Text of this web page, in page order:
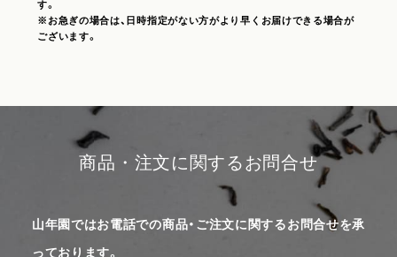
す。
※お急ぎの場合は、日時指定がない方がより早くお届けできる場合が
ございます。
商品・注文に関するお問合せ
山年園ではお電話での商品・ご注文に関するお問合せを承
っております。